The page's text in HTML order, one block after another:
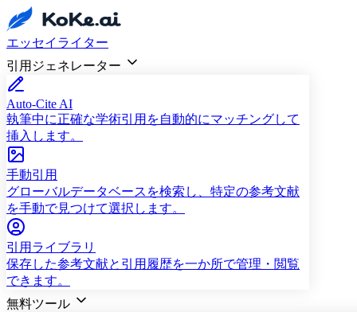
エッセイライター
引用ジェネレーター
Auto-Cite AI
執筆中に正確な学術引用を自動的にマッチングして
挿入します。
手動引用
グローバルデータベースを検索し、特定の参考文献
を手動で見つけて選択します。
引用ライブラリ
保存した参考文献と引用履歴を一か所で管理・閲覧
できます。
無料ツール